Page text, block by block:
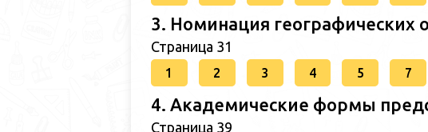
3. Номинация географических
Страница 31
1 2 3 4 5 7
4. Академические формы
Страница 39